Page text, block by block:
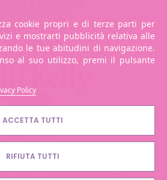
cookie propri e di terze parti per
e mostrarti pubblicità relativa alle
le tue abitudini di navigazione.
al suo utilizzo, premi il pulsante
Policy
ACCETTA TUTTI
RIFIUTA TUTTI
PRIVACY POLICY
POR TOSCANA
SPA - Tutti i Diritti Riservati